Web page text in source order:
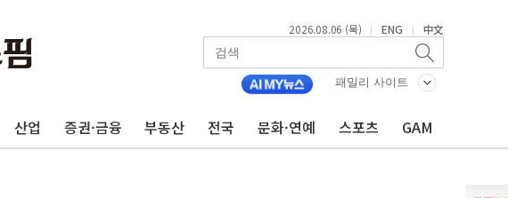
2026.08.06 (목) | ENG | 中文
패밀리 사이트
산업 증권·금융 부동산 전국 문화·연예 스포츠 GAM
국증시 마감] 혼조 마감, 폭염·전력 수요에 석탄주 강세
본 증시] 닛케이, AI·반도체 차익실현 매물에 3일 만에 반락
감시황] 반도체가 흔든 코스피…4.58% 급락 속 코스닥만 웃었다
사업자대출 격차 9180억→3990억…인터넷뱅크 1·2위 '격전'